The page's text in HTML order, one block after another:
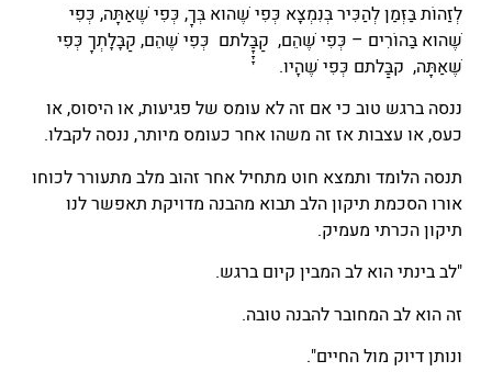
לְזַהוֹת בַּזְּמַן לְהַכִּיר בְּנִמְצָא כְּפִי שֶׁהוּא בְּךָ, כְּפִי שֶׁאַתָּה, כְּפִי
שֶׁהוּא בַּהוֹרִים – כְּפִי שֶׁהֵם, קַבַָָָּלתם כְּפִי שֶׁהֵם, קַבָּלָתְךָ כְּפִי
שֶׁאַתָּה, קבַַּלתם כְּפִי שֶׁהָיוּ.
ננסה ברגש טוב כי אם זה לא עומס של פגיעות, או היסוס, או
כעס, או עצבות אז זה משהו אחר כעומס מיותר, ננסה לקבלו.
תנסה הלומד ותמצא חוט מתחיל אחר זהוב מלב מתעורר לכוחו
אורו הסכמת תיקון הלב תבוא מהבנה מדויקת תאפשר לנו
תיקון הכרתי מעמיק.
"לב בינתי הוא לב המבין קיום ברגש.
זה הוא לב המחובר להבנה טובה.
ונותן דיוק מול החיים".